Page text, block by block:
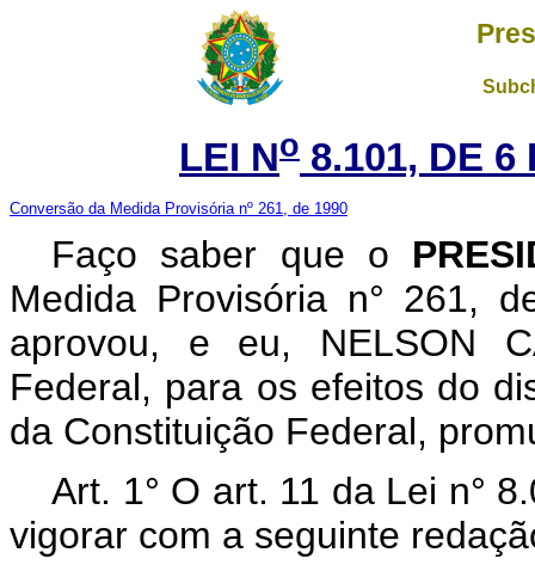
LEI No 8.101, DE 6
Conversão da Medida Provisória nº 261, de 1990
Faço saber que o
Medida Provisória n° 261,
aprovou, e eu, NELSON
Federal, para os efeitos do
da Constituição Federal,
Art. 1° O art. 11 da Lei n°
vigorar com a seguinte